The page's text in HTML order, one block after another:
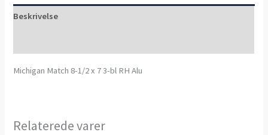
Beskrivelse
Michigan Match 8-1/2 x 7 3-bl RH Alu
Relaterede varer